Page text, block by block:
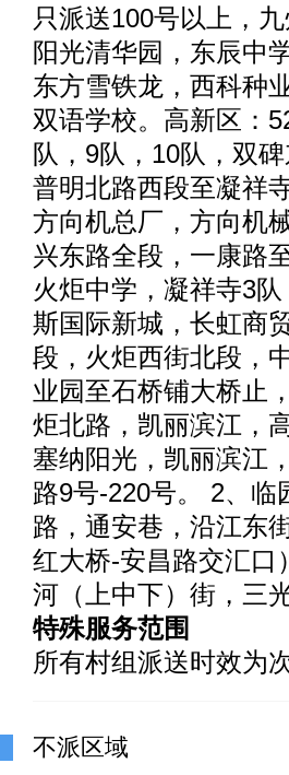
只派送100号以上，
阳光清华园，东辰中
东方雪铁龙，西科种
双语学校。高新区：
队，9队，10队，双
普明北路西段至凝祥
方向机总厂，方向机
兴东路全段，一康路
火炬中学，凝祥寺3
斯国际新城，长虹商
段，火炬西街北段，
业园至石桥铺大桥止
炬北路，凯丽滨江，
塞纳阳光，凯丽滨江
路9号-220号。 2、
路，通安巷，沿江东
红大桥-安昌路交汇口
河（上中下）街，三
特殊服务范围
所有村组派送时效为次
不派区域